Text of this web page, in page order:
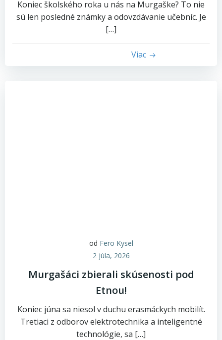
Koniec školského roka u nás na Murgaške? To nie
sú len posledné známky a odovzdávanie učebníc. Je
[…]
Viac
od Fero Kysel
2 júla, 2026
Murgašáci zbierali skúsenosti pod
Etnou!
Koniec júna sa niesol v duchu erasmáckych mobilít.
Tretiaci z odborov elektrotechnika a inteligentné
technológie, sa […]